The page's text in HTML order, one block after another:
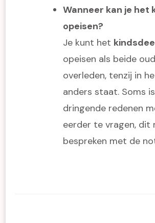
Wanneer kan je het
opeisen?
Je kunt het
opeisen als beide
overleden, tenzij in
anders staat. Soms
dringende redenen
eerder te vragen, dit
bespreken met de